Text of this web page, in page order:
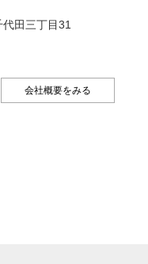
田三丁目31
会社概要をみる